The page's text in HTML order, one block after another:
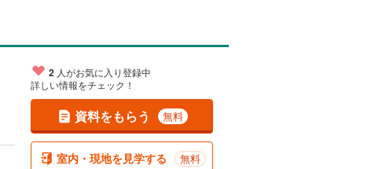
2 人がお気に入り登録中
詳しい情報をチェック！
資料をもらう 無料
室内・現地を見学する 無料